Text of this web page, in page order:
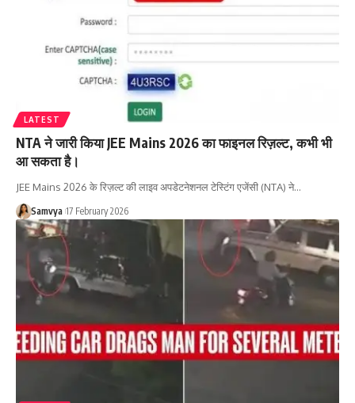
LATEST
NTA ने जारी किया JEE Mains 2026 का फाइनल रिज़ल्ट, कभी भी
आ सकता है।
JEE Mains 2026 के रिज़ल्ट की लाइव अपडेटनेशनल टेस्टिंग एजेंसी (NTA) ने…
Samvya 17 February 2026